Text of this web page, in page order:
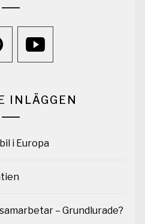
INLÄGGEN
i Europa
– Grundlurade?